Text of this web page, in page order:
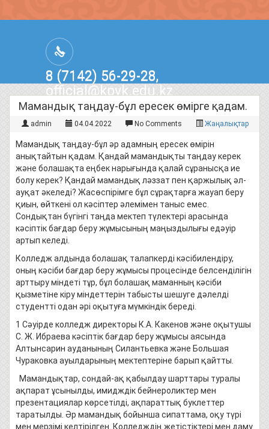
8 (7142) 56-29-28,
official@kpvk.edu.kz
г.Костанай, Проспект Кобыланды
Батыра, 3
Мамандық таңдау-бұл ересек өмірге қадам.
admin 04.04.2022 No Comments Жаңалықтар
Мамандық таңдау-бұл әр адамның ересек өмірін
анықтайтын қадам. Қандай мамандықты таңдау керек
және болашақта еңбек нарығында қалай сұранысқа ие
болу керек? Қандай мамандық ләззат пен қаржылық әл-
ауқат әкеледі? Жасөспірімге бұл сұрақтарға жауап беру
қиын, өйткені ол кәсіптер әлемімен таныс емес.
Сондықтан бүгінгі таңда мектеп түлектері арасында
кәсіптік бағдар беру жұмысының маңыздылығы едәуір
артып келеді.
Колледж алдында болашақ талапкерді кәсібилендіру,
оның кәсіби бағдар беру жұмысы процесінде белсенділігін
арттыру міндеті тұр, бұл болашақ маманның кәсіби
қызметіне кіру міндеттерін табысты шешуге дәлелді
студентті одан әрі оқытуға мүмкіндік береді.
1 Сәуірде колледж директоры К.А. Какенов және оқытушы
С. Ж. Ибраева кәсіптік бағдар беру жұмысы аясында
Алтынсарин ауданының Силантьевка және Большая
Чураковка ауылдарының мектептеріне барып қайтты.
Мамандықтар, сондай-ақ қабылдау шарттары туралы
ақпарат ұсынылды, имидждік бейнероликтер мен
презентациялар көрсетілді, ақпараттық буклеттер
таратылды. Әр мамандық бойынша сипаттама, оқу түрі
мен мерзімі келтірілген. Колледждің жетістіктері мен даму